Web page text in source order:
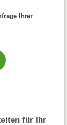
Ihrer
für Ihr